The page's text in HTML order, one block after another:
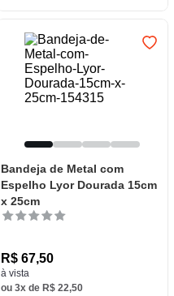
Bandeja de Metal com
Espelho Lyor Dourada 15cm
x 25cm
R$ 67,50
à vista
ou 3x de R$ 22,50